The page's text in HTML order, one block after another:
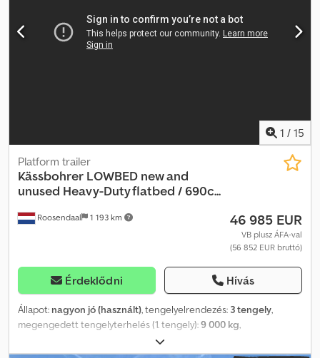
1 / 15
Roosendaal 1 193 km
Platform trailer
Kässbohrer LOWBED new and
unused Heavy-Duty flatbed / 690c...
46 985 EUR
VB plusz ÁFA-val
(56 852 EUR bruttó)
Érdeklődni Hívás
Állapot: nagyon jó (használt), tengelyelrendezés: 3 tengely,
megengedett tengelyterhelés (1. tengely):9 000 kg,
megengedett tengelyterhelés (2. tengely):
megengedett tengelyterhelés (3. tengely):9 000 kg, első